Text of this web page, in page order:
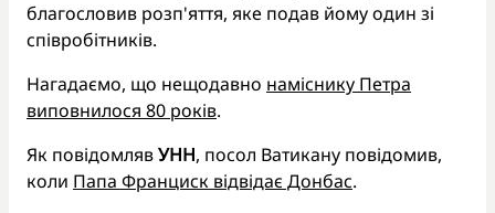
благословив розп'яття, яке подав йому один зі
співробітників.
Нагадаємо, що нещодавно наміснику Петра
виповнилося 80 років.
Як повідомлявУНН, посол Ватикану повідомив,
коли Папа Франциск відвідає Донбас.